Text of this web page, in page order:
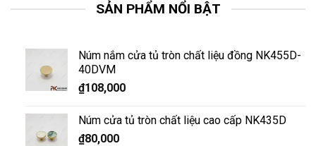
SẢN PHẨM NỔI BẬT
Núm nắm cửa tủ tròn chất liệu đồng NK455D-
40DVM
₫108,000
Núm cửa tủ tròn chất liệu cao cấp NK435D
₫80,000